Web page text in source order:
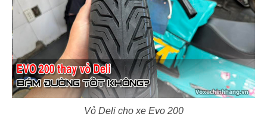
Vỏ Deli cho xe Evo 200